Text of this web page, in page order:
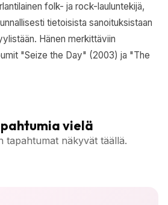
folk- ja rock-lauluntekijä,
tietoisista sanoituksistaan
Hänen merkittäviin
"Seize the Day" (2003) ja "The
vielä
tapahtumat näkyvät täällä.